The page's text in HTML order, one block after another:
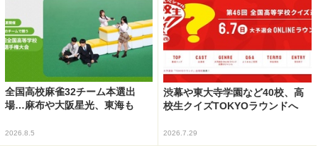
全国高校麻雀32チーム本選出
場…麻布や大阪星光、東海も
2026.8.5
渋幕や東大寺学園など40校、高
校生クイズTOKYOラウンドへ
2026.7.29